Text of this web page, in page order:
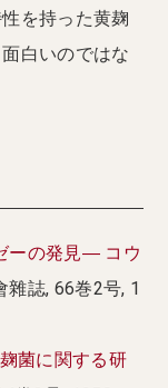
を持った黄麹
白いのではな
ーの発見― コウ
雜誌, 66巻2号, 1
菌に関する研